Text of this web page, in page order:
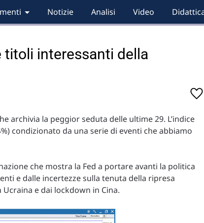
Notizie Analisi Video
titoli interessanti della
archivia la peggior seduta delle ultime 29. L’indice
condizionato da una serie di eventi che abbiamo
che mostra la Fed a portare avanti la politica
e dalle incertezze sulla tenuta della ripresa
e dai lockdown in Cina.